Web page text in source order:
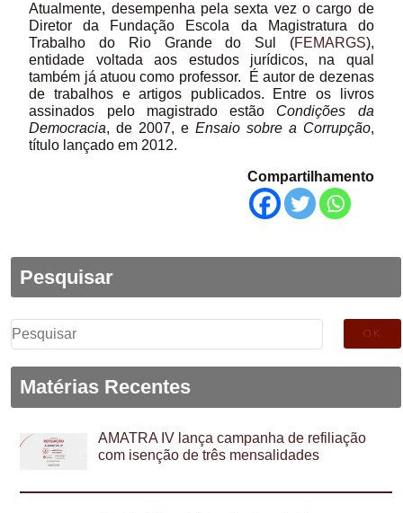
Atualmente, desempenha pela sexta vez o cargo de
Diretor da Fundação Escola da Magistratura do
Trabalho do Rio Grande do Sul (FEMARGS),
entidade voltada aos estudos jurídicos, na qual
também já atuou como professor. É autor de dezenas
de trabalhos e artigos publicados. Entre os livros
assinados pelo magistrado estão Condições da
Democracia, de 2007, e Ensaio sobre a Corrupção,
título lançado em 2012.
Compartilhamento
Pesquisar
Pesquisar
por:
Matérias Recentes
AMATRA IV lança campanha de refiliação
com isenção de três mensalidades